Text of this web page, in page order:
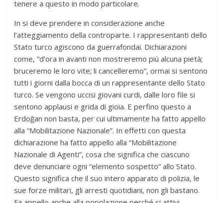
tenere a questo in modo particolare.
In si deve prendere in considerazione anche
l’atteggiamento della controparte. I rappresentanti dello
Stato turco agiscono da guerrafondai. Dichiarazioni
come, “d’ora in avanti non mostreremo più alcuna pietà;
bruceremo le loro vite; li cancelleremo”, ormai si sentono
tutti i giorni dalla bocca di un rappresentante dello Stato
turco. Se vengono uccisi giovani curdi, dalle loro file si
sentono applausi e grida di gioia. E perfino questo a
Erdoğan non basta, per cui ultimamente ha fatto appello
alla “Mobilitazione Nazionale”. In effetti con questa
dichiarazione ha fatto appello alla “Mobilitazione
Nazionale di Agenti”, cosa che significa che ciascuno
deve denunciare ogni “elemento sospetto” allo Stato.
Questo significa che il suo intero apparato di polizia, le
sue forze militari, gli arresti quotidiani, non gli bastano.